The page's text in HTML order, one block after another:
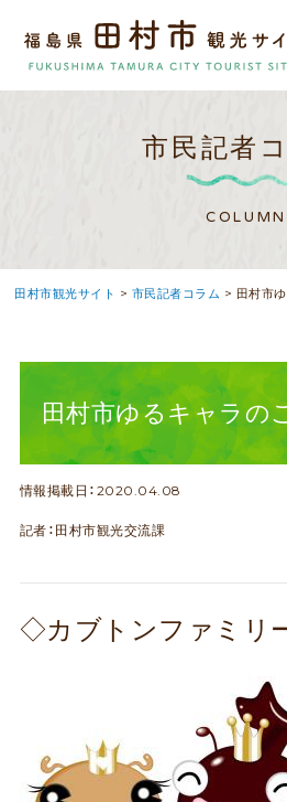
市民記者
COLUMN
田村市観光サイト > 市民記者コラム > 田村市
田村市ゆるキャラの
情報掲載日：2020.04.08
記者：田村市観光交流課
◇カブトンファミリ